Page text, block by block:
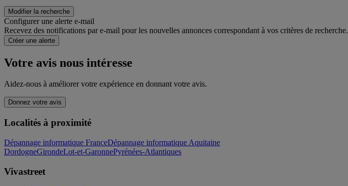
Modifier la recherche
Configurer une alerte e-mail
Recevez des notifications par e-mail pour les nouvelles annonces correspondant à vos critères de recherche.
Créer une alerte
Votre avis nous intéresse
Aidez-nous à améliorer votre expérience en donnant votre avis.
Donnez votre avis
Localités à proximité
Dépannage informatique FranceDépannage informatique Aquitaine
DordogneGirondeLot-et-GaronnePyrénées-Atlantiques
Vivastreet